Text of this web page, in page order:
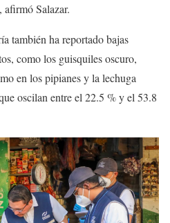
Salazar.
también ha reportado bajas
como los guisquiles oscuro,
en los pipianes y la lechuga
oscilan entre el 22.5 % y el 53.8